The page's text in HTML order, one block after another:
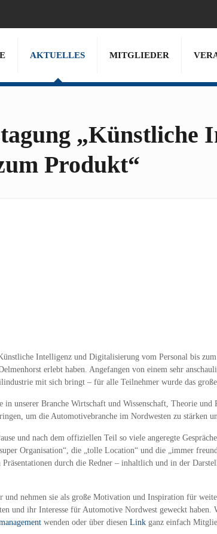
AKTUELLES MITGLIEDER
„Künstliche
Produkt“
Intelligenz und Digitalisierung vom Personal bis
erlebt haben. Angefangen von einem sehr
mit sich bringt – für alle Teilnehmer wurde das
in unserer Branche Wirtschaft und Wissenschaft, Theorie
um die Automotivebranche im Nordwesten zu stärken
und nach dem offiziellen Teil so viele angeregte
Organisation“, die „tolle Location“ und die „immer
durch die Redner – inhaltlich und in der
und nehmen sie als große Motivation und Inspiration für
und ihr Interesse für Automotive Nordwest geweckt
wenden oder über diesen Link ganz einfach